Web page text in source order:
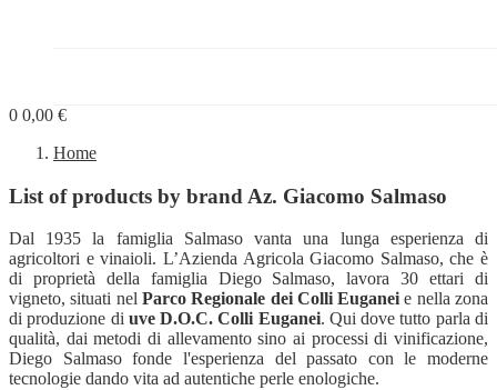
0 0,00 €
Home
List of products by brand Az. Giacomo Salmaso
Dal 1935 la famiglia Salmaso vanta una lunga esperienza di
agricoltori e vinaioli. L’Azienda Agricola Giacomo Salmaso, che è
di proprietà della famiglia Diego Salmaso, lavora 30 ettari di
vigneto, situati nel Parco Regionale dei Colli Euganeie nella zona
di produzione di uve D.O.C. Colli Euganei. Qui dove tutto parla di
qualità, dai metodi di allevamento sino ai processi di vinificazione,
Diego Salmaso fonde l'esperienza del passato con le moderne
tecnologie dando vita ad autentiche perle enologiche.